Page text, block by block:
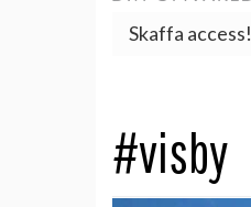
Skaffa access!
#visby